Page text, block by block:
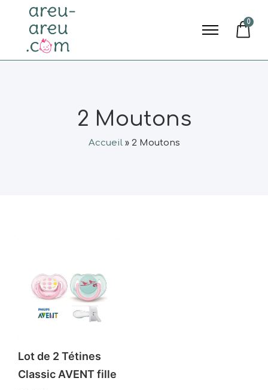
0
2 Moutons
Accueil» 2 Moutons
Lot de 2 Tétines
Classic AVENT fille